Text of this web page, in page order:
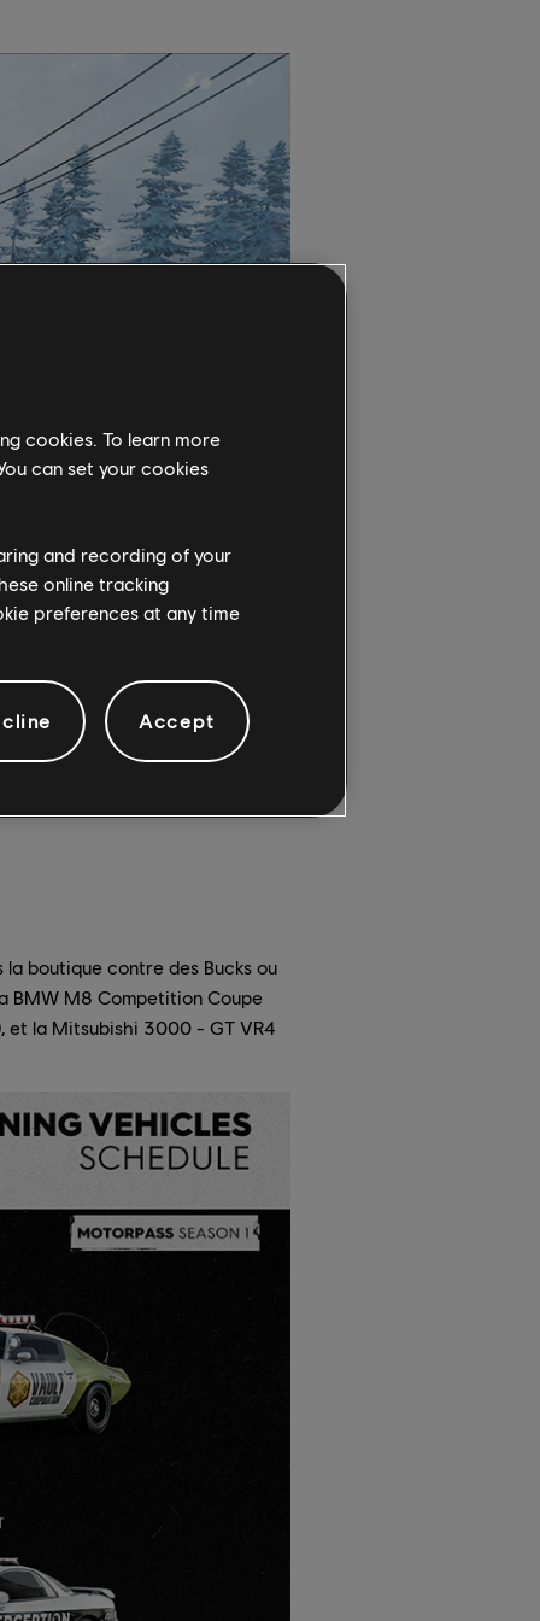
vos adversaires ?
à la poussière aveuglante de
la boutique contre des Bucks ou
BMW M8 Competition Coupe
et la Mitsubishi 3000 - GT VR4
cookies. To learn more
can set your cookies
and recording of your
online tracking
preferences at any time
Accept